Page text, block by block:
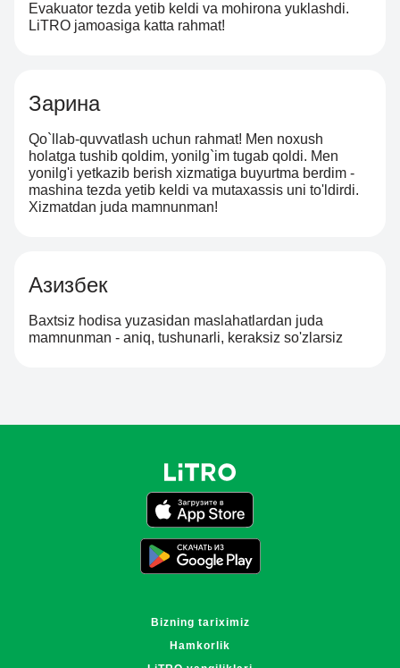
Evakuator tezda yetib keldi va mohirona yuklashdi.
LiTRO jamoasiga katta rahmat!
Зарина
Qo`llab-quvvatlash uchun rahmat! Men noxush
holatga tushib qoldim, yonilg`im tugab qoldi. Men
yonilg'i yetkazib berish xizmatiga buyurtma berdim -
mashina tezda yetib keldi va mutaxassis uni to'ldirdi.
Xizmatdan juda mamnunman!
Азизбек
Baxtsiz hodisa yuzasidan maslahatlardan juda
mamnunman - aniq, tushunarli, keraksiz so'zlarsiz
Bizning tariximiz
Hamkorlik